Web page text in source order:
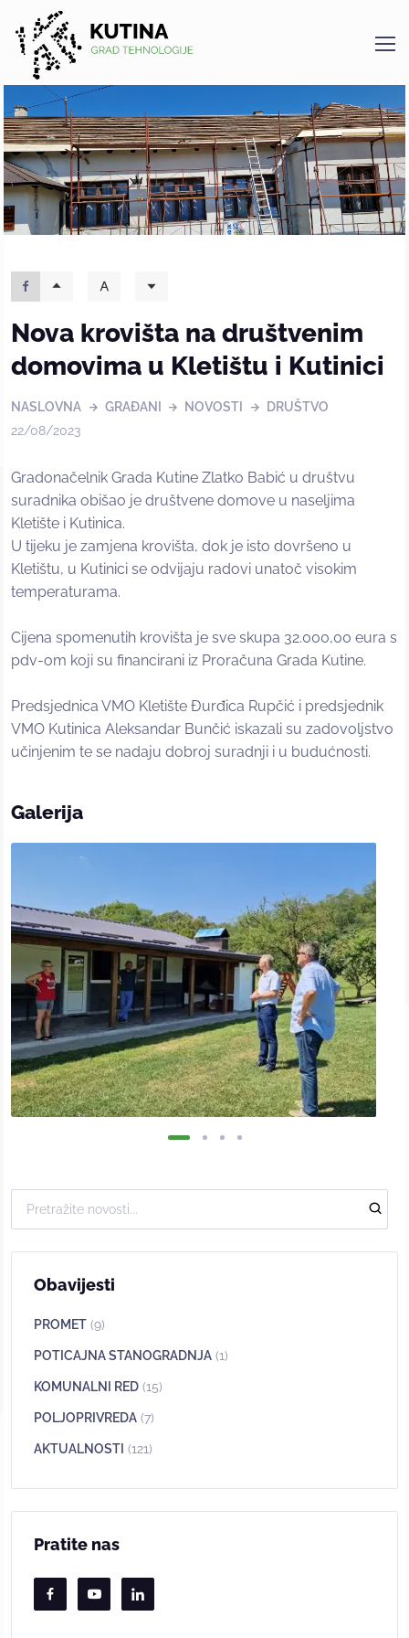
Kutina
Nova krovišta na društvenim
domovima u Kletištu i Kutinici
NASLOVNA GRAĐANI NOVOSTI
DRUŠTVO
22/08/2023
Gradonačelnik Grada Kutine Zlatko Babić u društvu
suradnika obišao je društvene domove u naseljima
Kletište i Kutinica.
U tijeku je zamjena krovišta, dok je isto dovršeno u
Kletištu, u Kutinici se odvijaju radovi unatoč visokim
temperaturama.
Cijena spomenutih krovišta je sve skupa 32.000,00 eura s
pdv-om koji su financirani iz Proračuna Grada Kutine.
Predsjednica VMO Kletište Đurđica Rupčić i predsjednik
VMO Kutinica Aleksandar Bunčić iskazali su zadovoljstvo
učinjenim te se nadaju dobroj suradnji i u budućnosti.
Galerija
Obavijesti
PROMET (9)
POTICAJNA STANOGRADNJA (1)
KOMUNALNI RED (15)
POLJOPRIVREDA (7)
AKTUALNOSTI (121)
Pratite nas